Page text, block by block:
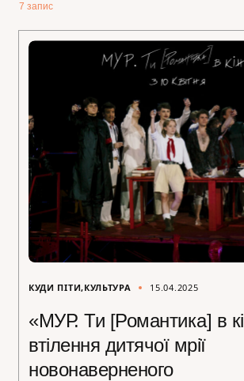
7 запис
КУДИ ПІТИ КУЛЬТУРА 15.04.2025
«МУР. Ти [Романтика] в
втілення дитячої мрії
новонаверненого